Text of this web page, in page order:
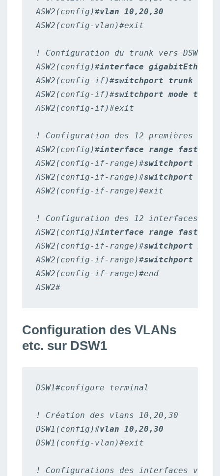
ASW2(config)#vlan 10,20,30
ASW2(config-vlan)#exit
! Configuration du trunk vers DSW1
ASW2(config)#interface
ASW2(config-if)#switchport trunk
ASW2(config-if)#switchport mode trunk
ASW2(config-if)#exit
! Configuration des 12 premières
ASW2(config)#interface range
ASW2(config-if-range)#switchport mode
ASW2(config-if-range)#switchport
ASW2(config-if-range)#exit
! Configuration des 12 interfaces
ASW2(config)#interface range
ASW2(config-if-range)#switchport mode
ASW2(config-if-range)#switchport
ASW2(config-if-range)#end
ASW2#
Configuration des VLANs
etc. sur DSW1
DSW1#configure terminal
! Création des vlans 10,20,30
DSW1(config)#vlan 10,20,30
DSW1(config-vlan)#exit
! Configurations des interfaces vers